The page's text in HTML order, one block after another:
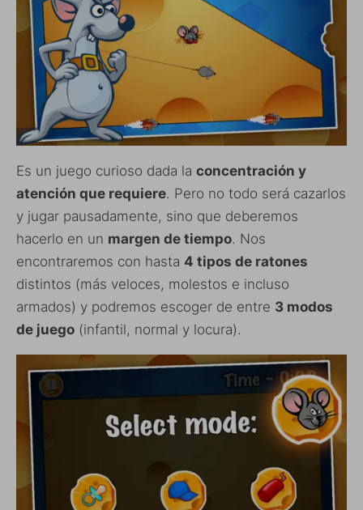
Es un juego curioso dada la concentración y
atención que requiere. Pero no todo será cazarlos
y jugar pausadamente, sino que deberemos
hacerlo en un margen de tiempo. Nos
encontraremos con hasta 4 tipos de ratones
distintos (más veloces, molestos e incluso
armados) y podremos escoger de entre 3 modos
de juego (infantil, normal y locura).